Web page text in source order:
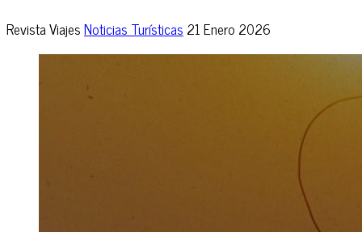
Revista ViajesNoticias Turísticas 21 Enero 2026